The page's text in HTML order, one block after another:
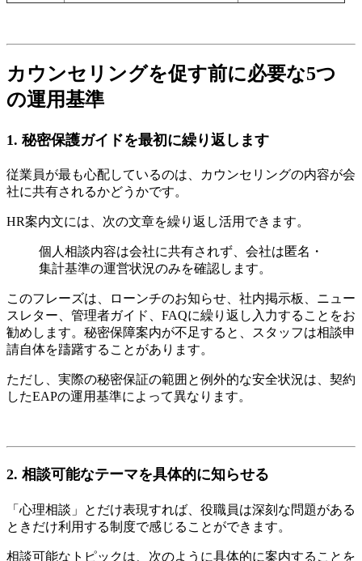
カウンセリングを促す前に必要な5つ
の運用基準
1. 秘密保護ガイドを最初に繰り返します
従業員が最も心配しているのは、カウンセリングの内容が会
社に共有されるかどうかです。
HR案内文には、次の文章を繰り返し活用できます。
個人相談内容は会社に共有されず、会社は匿名・
集計基準の運営状況のみを確認します。
このフレーズは、ローンチのお知らせ、社内掲示板、ニュー
スレター、管理者ガイド、FAQに繰り返し入力することをお
勧めします。秘密保障案内が不足すると、スタッフは相談申
請自体を躊躇することがあります。
ただし、実際の秘密保証の範囲と例外的な安全状況は、契約
したEAPの運用基準によって異なります。
2. 相談可能なテーマを具体的に知らせる
「心理相談」とだけ表現すれば、役職員は深刻な問題がある
ときだけ利用する制度で感じることができます。
相談可能なトピックは、次のように具体的に案内することを